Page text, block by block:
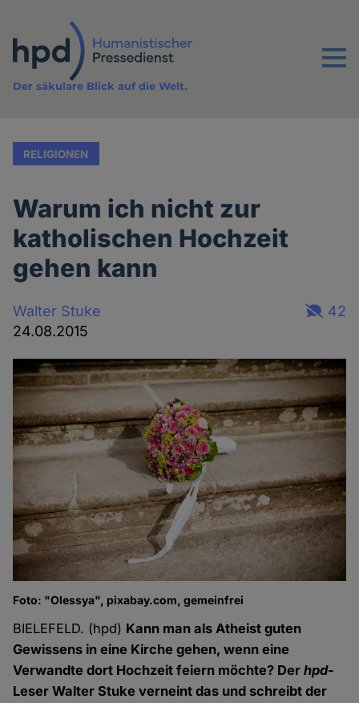
Inhalt
Menu
Der säkulare Blick auf die Welt.
RELIGIONEN
Warum ich nicht zur
katholischen Hochzeit
gehen kann
Walter Stuke
24.08.2015
42
Foto: "Olessya", pixabay.com, gemeinfrei
BIELEFELD. (hpd) Kann man als Atheist guten
Gewissens in eine Kirche gehen, wenn eine
Verwandte dort Hochzeit feiern möchte? Derhpd-
Leser Walter Stuke verneint das und schreibt der